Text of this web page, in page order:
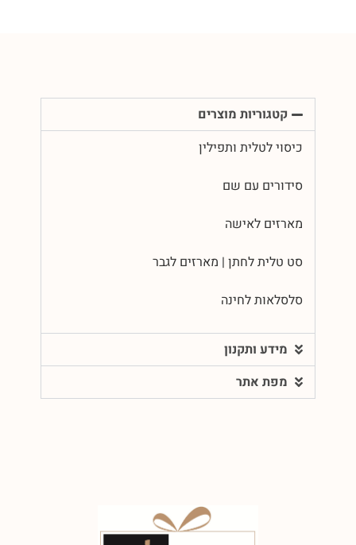
קטגוריות מוצרים
כיסוי לטלית ותפילין
סידורים עם שם
מארזים לאישה
סט טלית לחתן | מארזים לגבר
סלסלאות לחינה
מידע ותקנון
מפת אתר